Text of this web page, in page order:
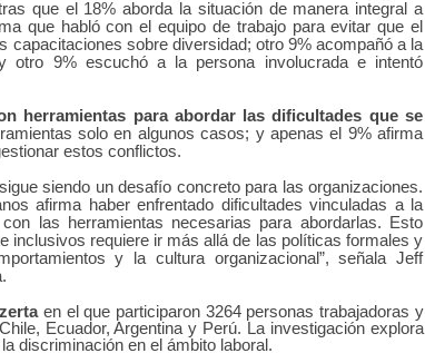
que el 18% aborda la situación de manera integral a
que habló con el equipo de trabajo para evitar que el
capacitaciones sobre diversidad; otro 9% acompañó a la
otro 9% escuchó a la persona involucrada e intentó
herramientas para abordar las dificultades que se
solo en algunos casos; y apenas el 9% afirma
estos conflictos.
siendo un desafío concreto para las organizaciones.
afirma haber enfrentado dificultades vinculadas a la
las herramientas necesarias para abordarlas. Esto
inclusivos requiere ir más allá de las políticas formales y
y la cultura organizacional”, señala Jeff
en el que participaron 3264 personas trabajadoras y
Ecuador, Argentina y Perú. La investigación explora
discriminación en el ámbito laboral.